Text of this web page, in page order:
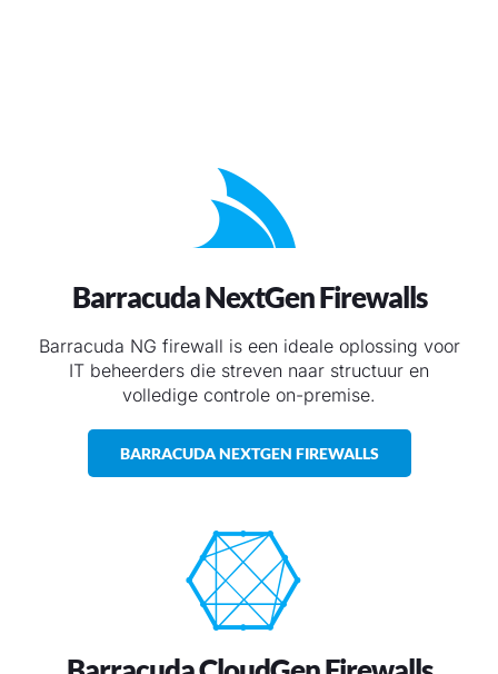
Barracuda NextGen Firewalls
Barracuda NG firewall is een ideale oplossing voor
IT beheerders die streven naar structuur en
volledige controle on-premise.
BARRACUDA NEXTGEN FIREWALLS